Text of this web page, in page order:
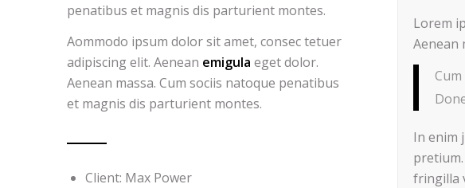
penatibus et magnis dis parturient montes.
Aommodo ipsum dolor sit amet, consec tetuer
adipiscing elit. Aenean emigula eget dolor.
Aenean massa. Cum sociis natoque penatibus
et magnis dis parturient montes.
Client: Max Power
Lorem
Aenean
In enim
fringilla